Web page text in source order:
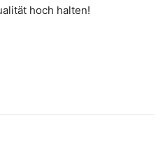
hoch halten!